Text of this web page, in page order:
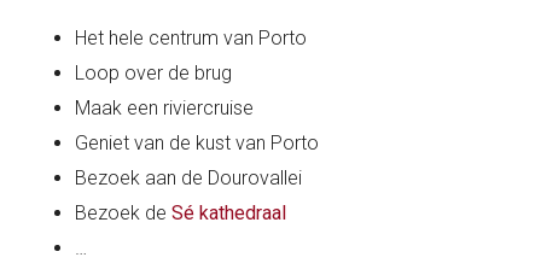
Het hele centrum van Porto
Loop over de brug
Maak een riviercruise
Geniet van de kust van Porto
Bezoek aan de Dourovallei
Bezoek deSé kathedraal